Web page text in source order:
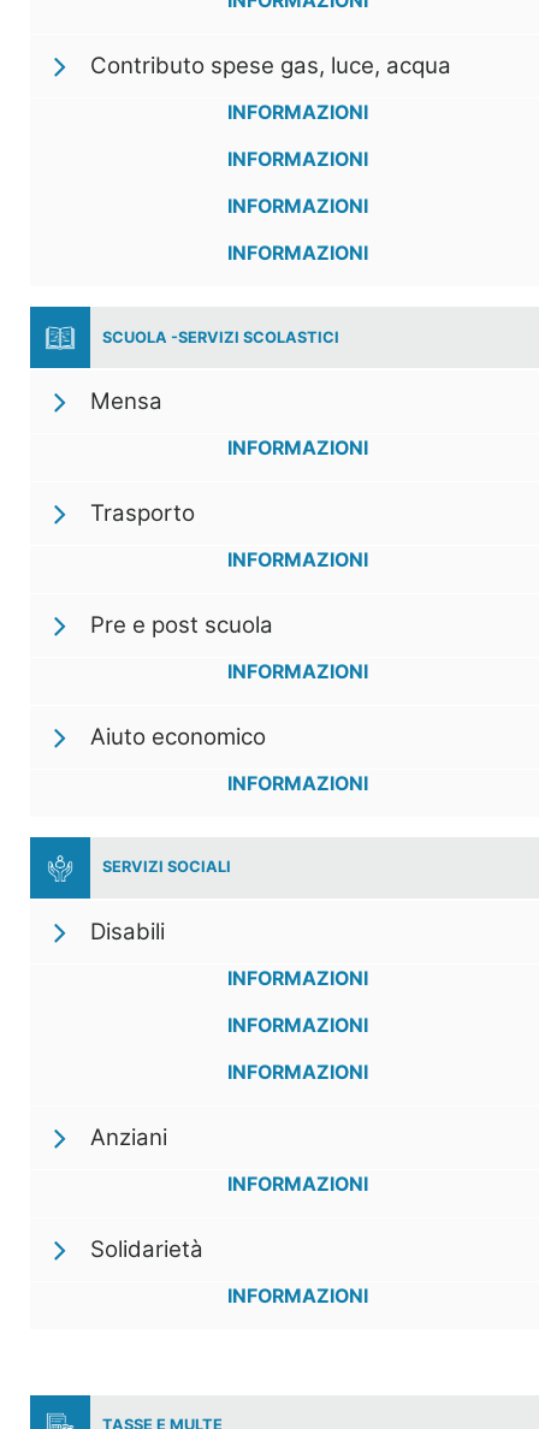
Contributo spese gas, luce, acqua
INFORMAZIONI
INFORMAZIONI
INFORMAZIONI
INFORMAZIONI
SCUOLA -SERVIZI SCOLASTICI
Mensa
INFORMAZIONI
Trasporto
INFORMAZIONI
Pre e post scuola
INFORMAZIONI
Aiuto economico
INFORMAZIONI
SERVIZI SOCIALI
Disabili
INFORMAZIONI
INFORMAZIONI
INFORMAZIONI
Anziani
INFORMAZIONI
Solidarietà
INFORMAZIONI
TASSE E MULTE